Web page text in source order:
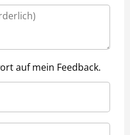
auf mein Feedback.